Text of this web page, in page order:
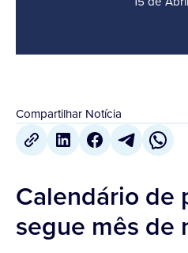
Compartilhar Notícia
Calendário de
segue mês de